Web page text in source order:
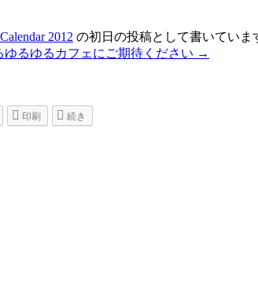
2012 の初日の投稿として書いていま
ゆるゆるカフェにご期待ください →
印刷 続き